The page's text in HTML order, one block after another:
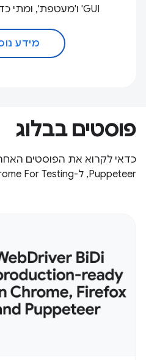
GUI' ו'מעטפת', ומתי כדאי להשתמש בהם.
מידע
פוסטים בבלוג
כדאי לקרוא את הפוסטים
Puppeteer, ל-Chrome For Testing ול-WebDriver BiDi.